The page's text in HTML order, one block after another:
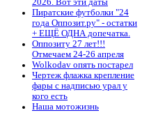
2026. Вот эти даты
Пиратские футболки "24
года Оппозит.ру" - остатки
+ ЕЩЁ ОДНА допечатка.
Оппозиту 27 лет!!!
Отмечаем 24-26 апреля
Wolkodav опять постарел
Чертеж флажка крепление
фары с надписью урал у
кого есть
Наша мотожизнь